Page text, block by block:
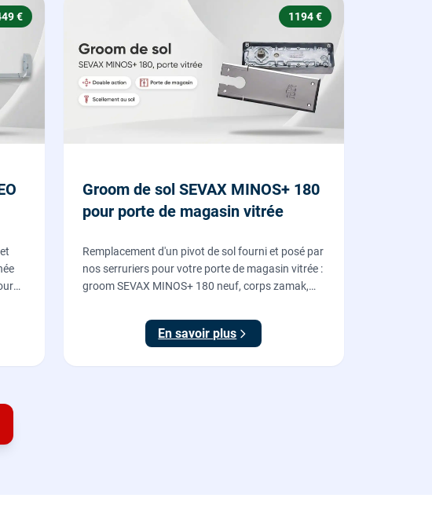
€ 1194 €
Groom de sol SEVAX MINOS+ 180
pour porte de magasin vitrée
Remplacement d'un pivot de sol fourni et posé par
nos serruriers pour votre porte de magasin vitrée :
groom SEVAX MINOS+ 180 neuf, corps zamak,
scellement au sol, réglage et essais. 995 euros HT
En savoir plus